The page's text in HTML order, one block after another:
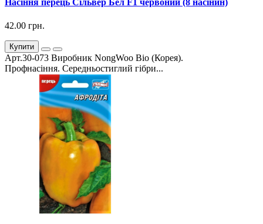
Насіння перець Сільвер Бел F1 червоний (8 насінин)
42.00 грн.
Купити
Арт.30-073 Виробник NongWoo Bio (Корея).
Профнасіння. Середньостиглий гібри...